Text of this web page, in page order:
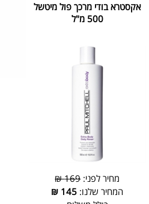
אקסטרא בודי מרכך פול מיטשל
500 מ"ל
מחיר לפני:169 ₪
המחיר שלנו: 145
₪